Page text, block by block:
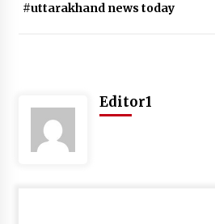
#uttarakhand news today
Editor1